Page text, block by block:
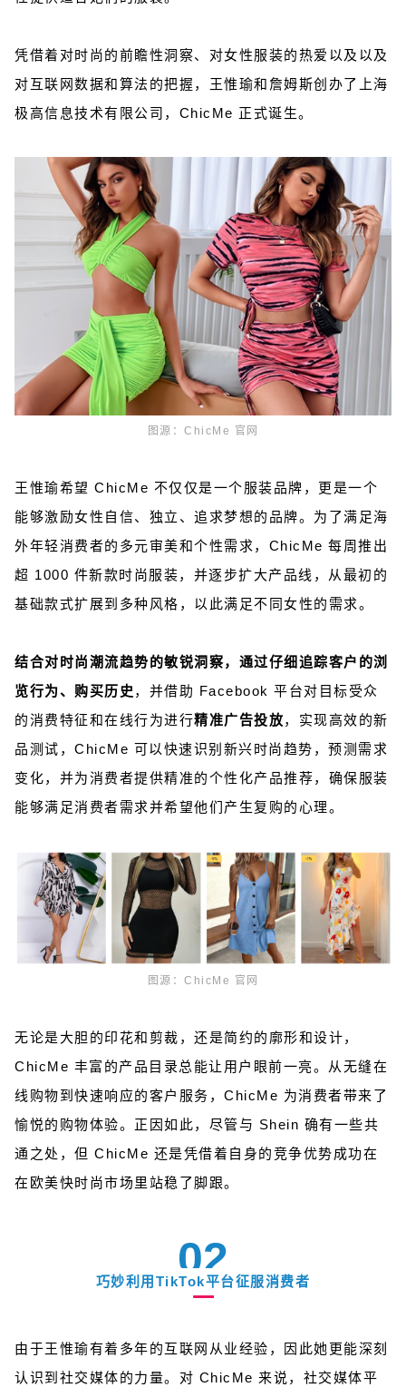
凭借着对时尚的前瞻性洞察、对女性服装的热爱以及以及
对互联网数据和算法的把握 ，王惟瑜和詹姆斯创办了上海
极高信息技术有限公司，ChicMe 正式诞生。
图源：ChicMe 官网
王惟瑜希望 ChicMe 不仅仅是一个服装品牌，更是一个
能够激励女性自信、独立、追求梦想的品牌。为了满足海
外年轻消费者的多元审美和个性需求，ChicMe 每周推出
超 1000 件新款时尚服装，并逐步扩大产品线，从最初的
基础款式扩展到多种风格，以此满足不同女性的需求。
结合对时尚潮流趋势的敏锐洞察，通过仔细追踪客户的浏
览行为、购买历史 ，并借助 Facebook 平台对目标受众
的消费特征和在线行为进行精准广告投放，实现高效的新
品测试，ChicMe 可以快速识别新兴时尚趋势，预测需求
变化，并为消费者提供精准的个性化产品推荐，确保服装
能够满足消费者需求并希望他们产生复购的心理。
图源：ChicMe 官网
无论是大胆的印花和剪裁，还是简约的廓形和设计，
ChicMe 丰富的产品目录总能让用户眼前一亮。从无缝在
线购物到快速响应的客户服务，ChicMe 为消费者带来了
愉悦的购物体验。正因如此，尽管与 Shein 确有一些共
通之处，但 ChicMe 还是凭借着自身的竞争优势成功在
在欧美快时尚市场里站稳了脚跟。
02
巧妙利用TikTok平台征服消费者
由于王惟瑜有着多年的互联网从业经验，因此她更能深刻
认识到社交媒体的力量。对 ChicMe 来说，社交媒体平